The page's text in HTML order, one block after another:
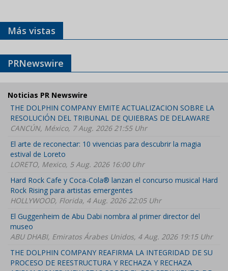
Más vistas
PRNewswire
Noticias PR Newswire
THE DOLPHIN COMPANY EMITE ACTUALIZACION SOBRE LA
RESOLUCIÓN DEL TRIBUNAL DE QUIEBRAS DE DELAWARE
CANCÚN, México, 7 Aug. 2026 21:55 Uhr
El arte de reconectar: 10 vivencias para descubrir la magia
estival de Loreto
LORETO, Mexico, 5 Aug. 2026 16:00 Uhr
Hard Rock Cafe y Coca-Cola® lanzan el concurso musical Hard
Rock Rising para artistas emergentes
HOLLYWOOD, Florida, 4 Aug. 2026 22:05 Uhr
El Guggenheim de Abu Dabi nombra al primer director del
museo
ABU DHABI, Emiratos Árabes Unidos, 4 Aug. 2026 19:15 Uhr
THE DOLPHIN COMPANY REAFIRMA LA INTEGRIDAD DE SU
PROCESO DE REESTRUCTURA Y RECHAZA Y RECHAZA